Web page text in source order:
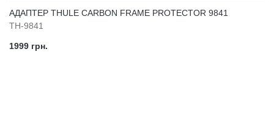
АДАПТЕР THULE CARBON FRAME PROTECTOR 9841
TH-9841
1999 грн.